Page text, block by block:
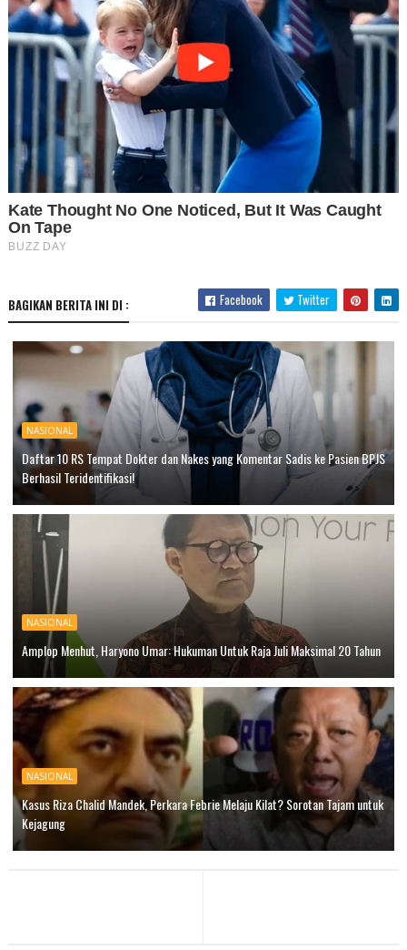
BAGIKAN BERITA INI DI : Facebook Twitter
NASIONAL
Daftar 10 RS Tempat Dokter dan Nakes yang Komentar Sadis ke Pasien BPJS
Berhasil Teridentifikasi!
NASIONAL
Amplop Menhut, Haryono Umar: Hukuman Untuk Raja Juli Maksimal 20 Tahun
NASIONAL
Kasus Riza Chalid Mandek, Perkara Febrie Melaju Kilat? Sorotan Tajam untuk
Kejagung